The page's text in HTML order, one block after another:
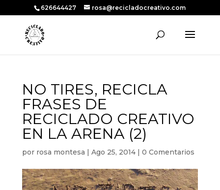
626644427 rosa@recicladocreativo.com
NO TIRES, RECICLA
FRASES DE
RECICLADO CREATIVO
EN LA ARENA (2)
por rosa montesa | Ago 25, 2014| 0 Comentarios